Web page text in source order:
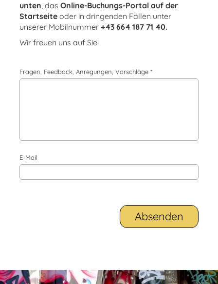
unten, das Online-Buchungs-Portal auf der
Startseite oder in dringenden Fällen unter
unserer Mobilnummer +43 664 187 71 40.
Wir freuen uns auf Sie!
Fragen, Feedback, Anregungen, Vorschläge *
E-Mail